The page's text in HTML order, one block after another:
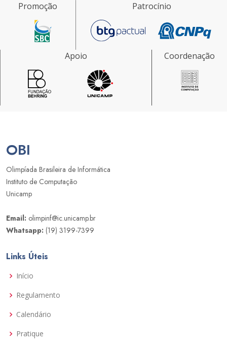
Promoção Patrocínio
Apoio Coordenação
OBI
Olimpíada Brasileira de Informática
Instituto de Computação
Unicamp
Email: olimpinf@ic.unicamp.br
Whatsapp: (19) 3199-7399
Links Úteis
Início
Regulamento
Calendário
Pratique